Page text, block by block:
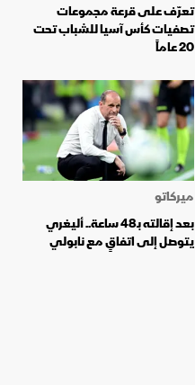
تعرّف على قرعة مجموعات
تصفيات كأس آسيا للشباب تحت
20 عاماً
ميركاتو
بعد إقالته بـ48 ساعة.. أليغري
يتوصل إلى اتفاقٍ مع نابولي